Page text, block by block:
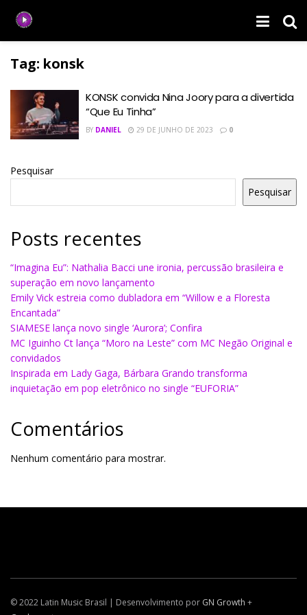
Tag: konsk
KONSK convida Nina Joory para a divertida
“Que Eu Tinha”
BY DANIEL 29 DE JUNHO DE 2023 0
Pesquisar
Pesquisar
Posts recentes
“Imagina Eu”: Nathalia Bacci une ironia, percussão brasileira e
superação em novo lançamento
Emily Vick estreia como dubladora em “Willow e a Floresta
Encantada”
SIAMESE lança novo single ‘Aurora’; Confira
MC Iguinho Ct lança “Moro na Leste” com MC Negão Original e
convidados
Inspirada em Lady Gaga, Bárbara Grando transforma
inquietação em pop eletrônico no single “EUFORIA”
Comentários
Nenhum comentário para mostrar.
© 2022 Latin Music Brasil | Desenvolvimento por GN Growth +